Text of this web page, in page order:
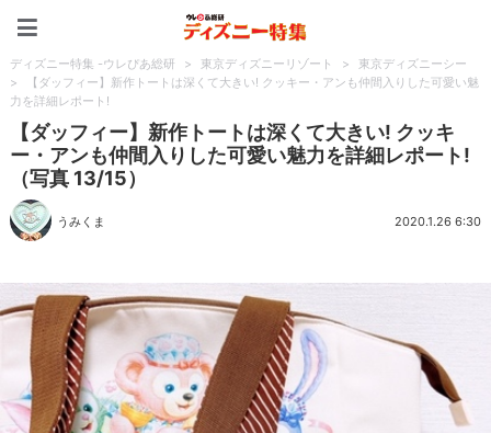
ディズニー特集 -ウレぴあ総研 > 東京ディズニーリゾート >
東京ディズニーシー
>
【ダッフィー】新作トートは深くて大きい! クッキー・アンも仲間入りした可愛い魅
力を詳細レポート!
【ダッフィー】新作トートは深くて大きい! クッキ
ー・アンも仲間入りした可愛い魅力を詳細レポート!
（写真 13/15）
うみくま 2020.1.26 6:30